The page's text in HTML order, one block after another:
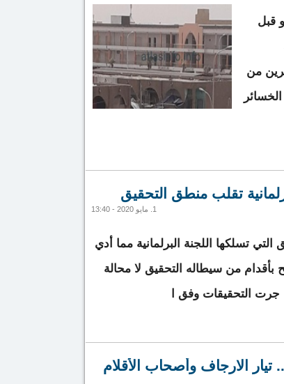
قبل
من
تقلب منطق التحقيق
1. مايو 2020 - 13:40
تسلكها اللجنة البرلمانية مما أدي
من سيطاله التحقيق لا محالة
جرت التحقيقات وفق ا
الارجاف وأصحاب الأقلام